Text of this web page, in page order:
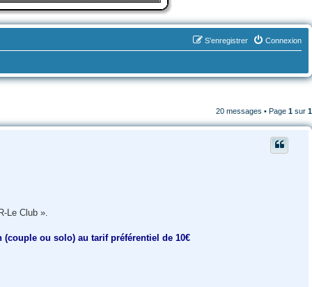
Connexion
S’enregistrer
20 messages • Page 1 sur 1
Le Club ».
ou solo) au tarif préférentiel de 10€